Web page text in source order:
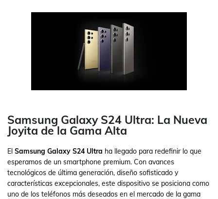
Samsung Galaxy S24 Ultra: La Nueva
Joyita de la Gama Alta
El Samsung Galaxy S24 Ultra ha llegado para redefinir lo que
esperamos de un smartphone premium. Con avances
tecnológicos de última generación, diseño sofisticado y
características excepcionales, este dispositivo se posiciona como
uno de los teléfonos más deseados en el mercado de la gama